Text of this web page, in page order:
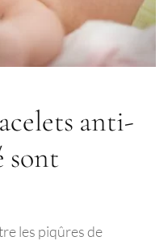
anti-
sont
les piqûres de